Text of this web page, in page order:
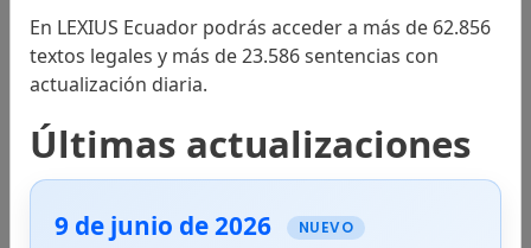
En LEXIUS Ecuador podrás acceder a más de 62.856
textos legales y más de 23.586 sentencias con
actualización diaria.
Últimas actualizaciones
9 de junio de 2026 NUEVO
Códigos